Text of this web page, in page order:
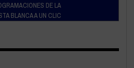
DE LA
BLANCA A UN CLIC